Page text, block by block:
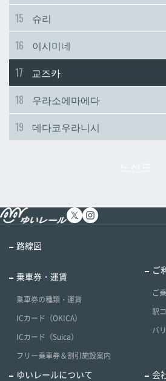
데다코우라
데다코우라
15
슈리
16
이시미네
17
교즈카
18
우라소에마에다
19
데다코우라니시
路線図
乗車券・運賃
乗車券の種類・運賃
ICカード（OKICA）
ICカード（Suica）
フリー乗車券＆割引施設案内
ご
ご
駅
バ
ゆいレールについて 会